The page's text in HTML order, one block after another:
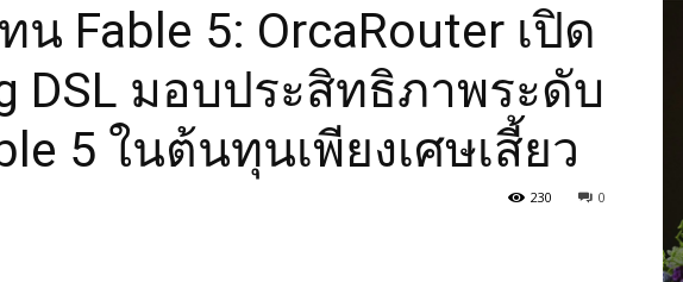
น Fable 5: OrcaRouter เปิด
DSL มอบประสิทธิภาพระดับ
5 ในต้นทุนเพียงเศษเสี้ยว
0
230